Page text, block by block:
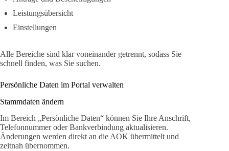
Leistungsübersicht
Einstellungen
Alle Bereiche sind klar voneinander getrennt, sodass Sie
schnell finden, was Sie suchen.
Persönliche Daten im Portal verwalten
Stammdaten ändern
Im Bereich „Persönliche Daten“ können Sie Ihre Anschrift,
Telefonnummer oder Bankverbindung aktualisieren.
Änderungen werden direkt an die AOK übermittelt und
zeitnah übernommen.